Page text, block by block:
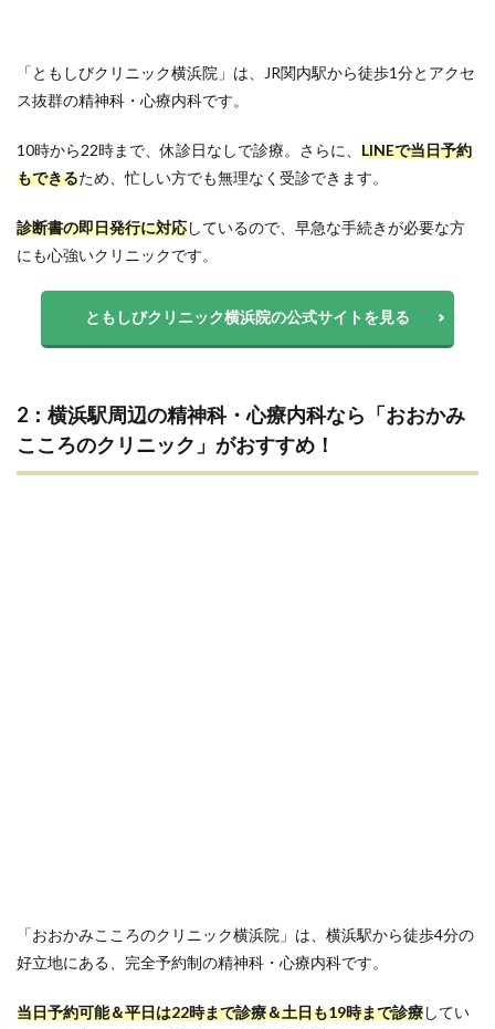
「ともしびクリニック横浜院」は、JR関内駅から徒歩1分とアクセ
ス抜群の精神科・心療内科です。
10時から22時まで、休診日なしで診療。さらに、 LINEで当日予約
もできるため、忙しい方でも無理なく受診できます。
診断書の即日発行に対応しているので、早急な手続きが必要な方
にも心強いクリニックです。
ともしびクリニック横浜院の公式サイトを見る
2：横浜駅周辺の精神科・心療内科なら「おおかみ
こころのクリニック」がおすすめ！
「おおかみこころのクリニック横浜院」は、横浜駅から徒歩4分の
好立地にある、完全予約制の精神科・心療内科です。
当日予約可能＆平日は22時まで診療＆土日も19時まで診療してい